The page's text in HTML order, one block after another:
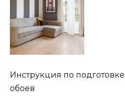
Инструкция по
обоев